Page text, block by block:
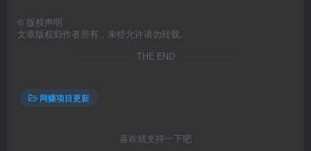
© 版权声明
文章版权归作者所有，未经允许请勿转载。
THE END
网赚项目更新
喜欢就支持一下吧